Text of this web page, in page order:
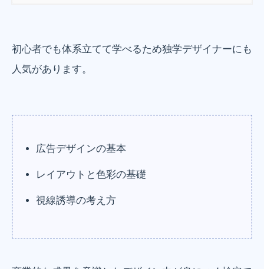
初心者でも体系立てて学べるため独学デザイナーにも
人気があります。
広告デザインの基本
レイアウトと色彩の基礎
視線誘導の考え方